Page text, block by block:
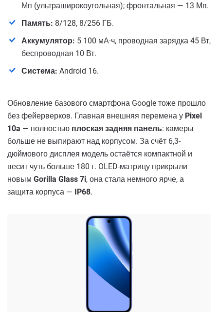
Мп (ультраширокоугольная); фронтальная — 13 Мп.
Память: 8/128, 8/256 ГБ.
Аккумулятор: 5 100 мА·ч, проводная зарядка 45 Вт,
беспроводная 10 Вт.
Система: Android 16.
Обновление базового смартфона Google тоже прошло
без фейерверков. Главная внешняя перемена у Pixel
10a — полностью плоская задняя панель: камеры
больше не выпирают над корпусом. За счёт 6,3-
дюймового дисплея модель остаётся компактной и
весит чуть больше 180 г. OLED-матрицу прикрыли
новым Gorilla Glass 7i, она стала немного ярче, а
защита корпуса — IP68.